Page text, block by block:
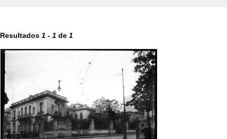
Resultados 1 - 1 de 1